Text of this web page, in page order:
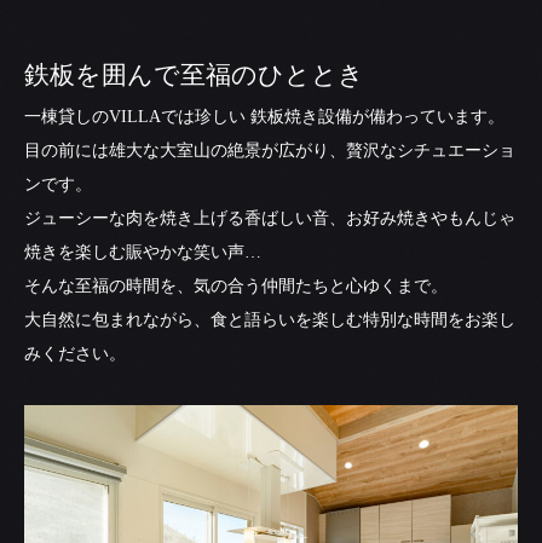
鉄板を囲んで至福のひととき
一棟貸しのVILLAでは珍しい 鉄板焼き設備が備わっています。
目の前には雄大な大室山の絶景が広がり、贅沢なシチュエーショ
ンです。
ジューシーな肉を焼き上げる香ばしい音、お好み焼きやもんじゃ
焼きを楽しむ賑やかな笑い声…
そんな至福の時間を、気の合う仲間たちと心ゆくまで。
大自然に包まれながら、食と語らいを楽しむ特別な時間をお楽し
みください。